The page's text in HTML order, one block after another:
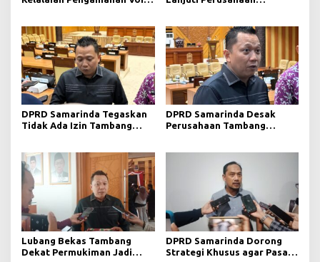
DPRD Samarinda Tegaskan
Tidak Ada Izin Tambang
DPRD Samarinda Desak
Perusahaan Tambang
Lubang Bekas Tambang
Dekat Permukiman Jadi
DPRD Samarinda Dorong
Strategi Khusus agar Pasar